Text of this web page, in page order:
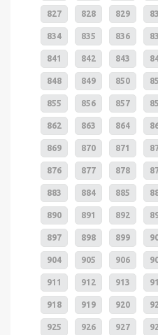
827 828 829
834 835 836
841 842 843
848 849 850
855 856 857
862 863 864
869 870 871
876 877 878
883 884 885
890 891 892
897 898 899
904 905 906
911 912 913
918 919 920
925 926 927